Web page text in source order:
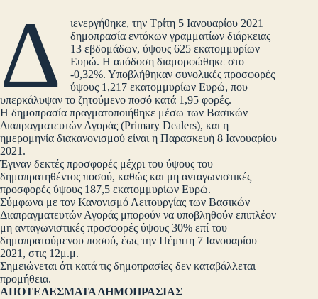
Δ
ιενεργήθηκε, την Τρίτη 5 Ιανουαρίου 2021
δημοπρασία εντόκων γραμματίων διάρκειας
13 εβδομάδων, ύψους 625 εκατομμυρίων
Ευρώ. Η απόδοση διαμορφώθηκε στο
-0,32%. Υποβλήθηκαν συνολικές προσφορές
ύψους 1,217 εκατομμυρίων Ευρώ, που
υπερκάλυψαν το ζητούμενο ποσό κατά 1,95 φορές.
Η δημοπρασία πραγματοποιήθηκε μέσω των Βασικών
Διαπραγματευτών Αγοράς (Primary Dealers), και η
ημερομηνία διακανονισμού είναι η Παρασκευή 8 Ιανουαρίου
2021.
Έγιναν δεκτές προσφορές μέχρι του ύψους του
δημοπρατηθέντος ποσού, καθώς και μη ανταγωνιστικές
προσφορές ύψους 187,5 εκατομμυρίων Ευρώ.
Σύμφωνα με τον Κανονισμό Λειτουργίας των Βασικών
Διαπραγματευτών Αγοράς μπορούν να υποβληθούν επιπλέον
μη ανταγωνιστικές προσφορές ύψους 30% επί του
δημοπρατούμενου ποσού, έως την Πέμπτη 7 Ιανουαρίου
2021, στις 12μ.μ.
Σημειώνεται ότι κατά τις δημοπρασίες δεν καταβάλλεται
προμήθεια.
ΑΠΟΤΕΛΕΣΜΑΤΑ ΔΗΜΟΠΡΑΣΙΑΣ